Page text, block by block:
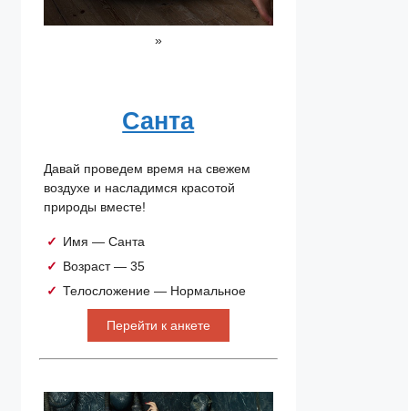
»
Санта
Давай проведем время на свежем
воздухе и насладимся красотой
природы вместе!
Имя — Санта
Возраст — 35
Телосложение — Нормальное
Перейти к анкете